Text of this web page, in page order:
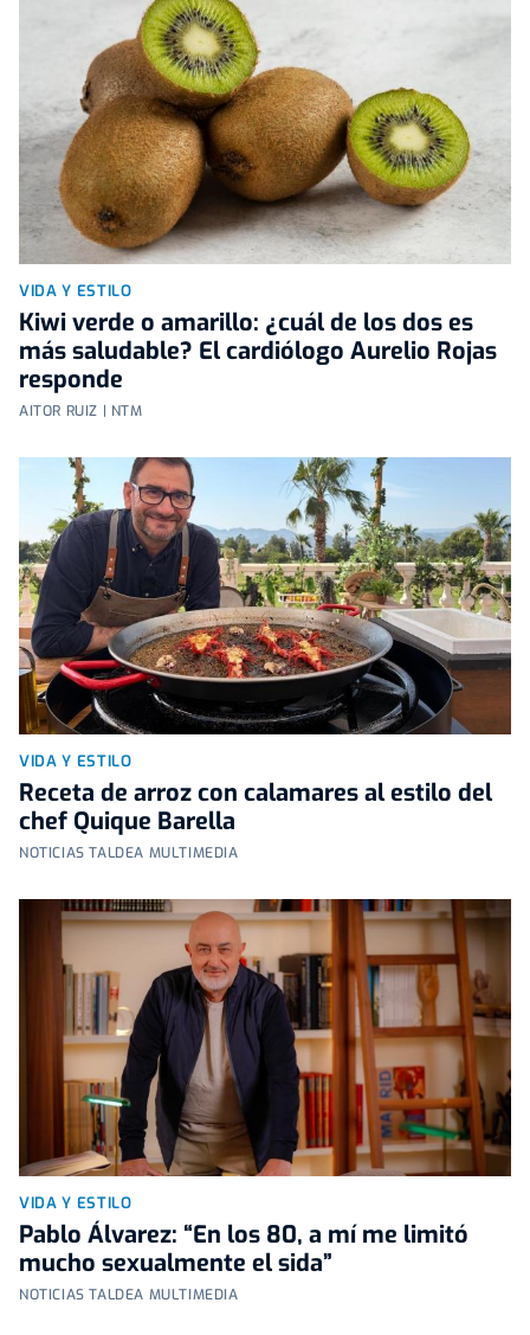
VIDA Y ESTILO
Kiwi verde o amarillo: ¿cuál de los dos es
más saludable? El cardiólogo Aurelio Rojas
responde
AITOR RUIZ | NTM
VIDA Y ESTILO
Receta de arroz con calamares al estilo del
chef Quique Barella
NOTICIAS TALDEA MULTIMEDIA
VIDA Y ESTILO
Pablo Álvarez: “En los 80, a mí me limitó
mucho sexualmente el sida”
NOTICIAS TALDEA MULTIMEDIA